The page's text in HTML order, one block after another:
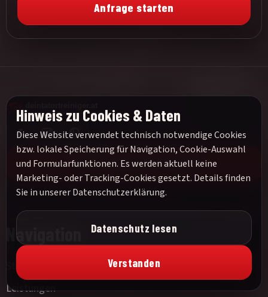
Anfrage starten
24h Notruf:0676 1234567
Navigation
Startseite
Leistungen
Hinweis zu Cookies & Daten
Diese Website verwendet technisch notwendige Cookies
bzw. lokale Speicherung für Navigation, Cookie-Auswahl
und Formularfunktionen. Es werden aktuell keine
Marketing- oder Tracking-Cookies gesetzt. Details finden
Sie in unsererDatenschutzerklärung.
Datenschutz lesen
Verstanden